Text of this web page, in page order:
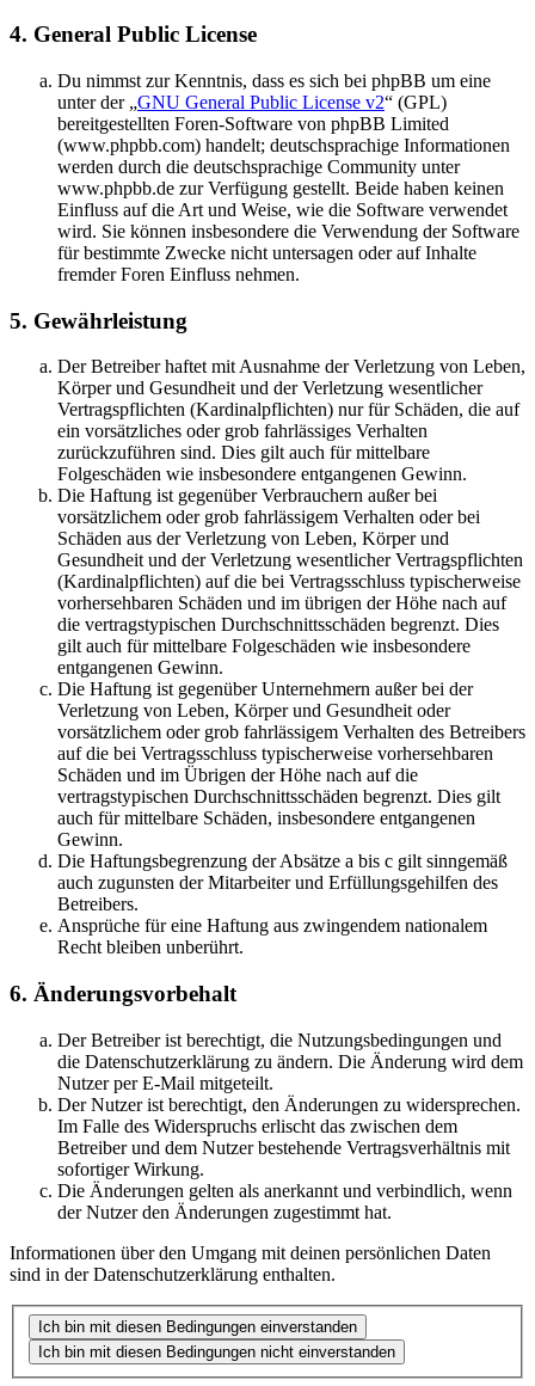
4. General Public License
Du nimmst zur Kenntnis, dass es sich bei phpBB um eine
unter der „GNU General Public License v2“ (GPL)
bereitgestellten Foren-Software von phpBB Limited
(www.phpbb.com) handelt; deutschsprachige Informationen
werden durch die deutschsprachige Community unter
www.phpbb.de zur Verfügung gestellt. Beide haben keinen
Einfluss auf die Art und Weise, wie die Software verwendet
wird. Sie können insbesondere die Verwendung der Software
für bestimmte Zwecke nicht untersagen oder auf Inhalte
fremder Foren Einfluss nehmen.
5. Gewährleistung
Der Betreiber haftet mit Ausnahme der Verletzung von Leben,
Körper und Gesundheit und der Verletzung wesentlicher
Vertragspflichten (Kardinalpflichten) nur für Schäden, die auf
ein vorsätzliches oder grob fahrlässiges Verhalten
zurückzuführen sind. Dies gilt auch für mittelbare
Folgeschäden wie insbesondere entgangenen Gewinn.
Die Haftung ist gegenüber Verbrauchern außer bei
vorsätzlichem oder grob fahrlässigem Verhalten oder bei
Schäden aus der Verletzung von Leben, Körper und
Gesundheit und der Verletzung wesentlicher Vertragspflichten
(Kardinalpflichten) auf die bei Vertragsschluss typischerweise
vorhersehbaren Schäden und im übrigen der Höhe nach auf
die vertragstypischen Durchschnittsschäden begrenzt. Dies
gilt auch für mittelbare Folgeschäden wie insbesondere
entgangenen Gewinn.
Die Haftung ist gegenüber Unternehmern außer bei der
Verletzung von Leben, Körper und Gesundheit oder
vorsätzlichem oder grob fahrlässigem Verhalten des Betreibers
auf die bei Vertragsschluss typischerweise vorhersehbaren
Schäden und im Übrigen der Höhe nach auf die
vertragstypischen Durchschnittsschäden begrenzt. Dies gilt
auch für mittelbare Schäden, insbesondere entgangenen
Gewinn.
Die Haftungsbegrenzung der Absätze a bis c gilt sinngemäß
auch zugunsten der Mitarbeiter und Erfüllungsgehilfen des
Betreibers.
Ansprüche für eine Haftung aus zwingendem nationalem
Recht bleiben unberührt.
6. Änderungsvorbehalt
Der Betreiber ist berechtigt, die Nutzungsbedingungen und
die Datenschutzerklärung zu ändern. Die Änderung wird dem
Nutzer per E-Mail mitgeteilt.
Der Nutzer ist berechtigt, den Änderungen zu widersprechen.
Im Falle des Widerspruchs erlischt das zwischen dem
Betreiber und dem Nutzer bestehende Vertragsverhältnis mit
sofortiger Wirkung.
Die Änderungen gelten als anerkannt und verbindlich, wenn
der Nutzer den Änderungen zugestimmt hat.
Informationen über den Umgang mit deinen persönlichen Daten
sind in der Datenschutzerklärung enthalten.